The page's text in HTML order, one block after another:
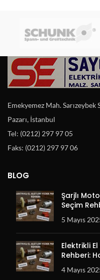
Emekyemez Mah.
Pazarı, İstanbul
Tel: (0212) 297 97 05
Faks: (0212) 297 97 06
BLOG
Şarjlı
Seçim
5 Mayıs
Elektrikli
Rehberi:
4 Mayıs